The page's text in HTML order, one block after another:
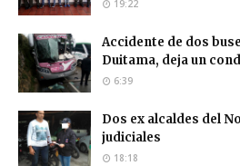
19:22
Accidente de dos
Duitama, deja un
6:39
Dos ex alcaldes del
judiciales
18:18